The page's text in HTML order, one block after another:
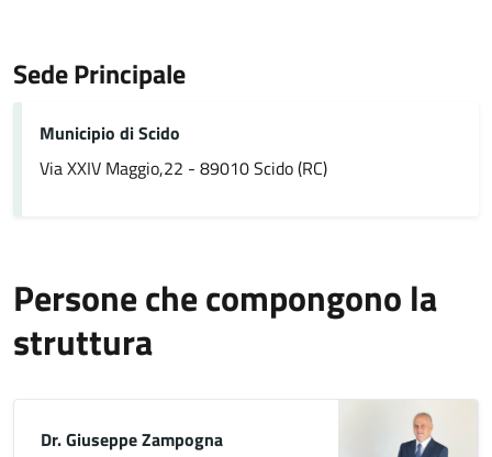
Sede Principale
Municipio di Scido
Via XXIV Maggio,22 - 89010 Scido (RC)
Persone che compongono la
struttura
Dr. Giuseppe Zampogna